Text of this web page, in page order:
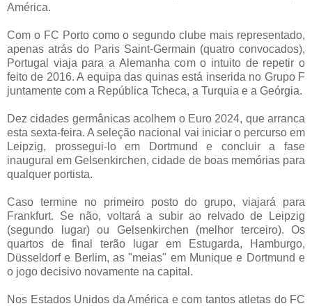
América.
Com o FC Porto como o segundo clube mais representado,
apenas atrás do Paris Saint-Germain (quatro convocados),
Portugal viaja para a Alemanha com o intuito de repetir o
feito de 2016. A equipa das quinas está inserida no Grupo F
juntamente com a República Tcheca, a Turquia e a Geórgia.
Dez cidades germânicas acolhem o Euro 2024, que arranca
esta sexta-feira. A seleção nacional vai iniciar o percurso em
Leipzig, prossegui-lo em Dortmund e concluir a fase
inaugural em Gelsenkirchen, cidade de boas memórias para
qualquer portista.
Caso termine no primeiro posto do grupo, viajará para
Frankfurt. Se não, voltará a subir ao relvado de Leipzig
(segundo lugar) ou Gelsenkirchen (melhor terceiro). Os
quartos de final terão lugar em Estugarda, Hamburgo,
Düsseldorf e Berlim, as "meias" em Munique e Dortmund e
o jogo decisivo novamente na capital.
Nos Estados Unidos da América e com tantos atletas do FC